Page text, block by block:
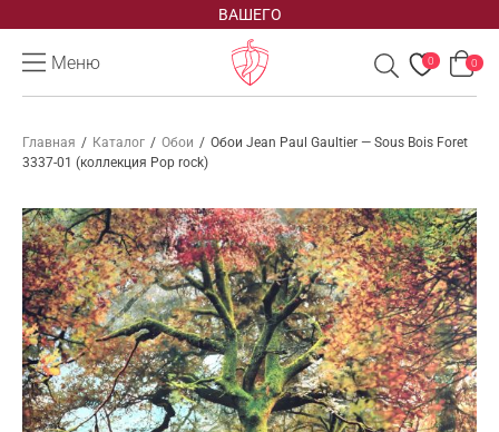
ВАШЕГО
Меню 0 0
Главная / Каталог / Обои / Обои Jean Paul Gaultier — Sous Bois Foret
3337-01 (коллекция Pop rock)